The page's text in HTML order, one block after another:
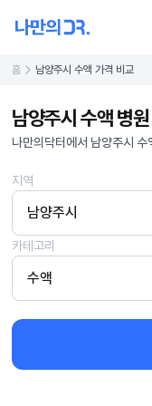
홈 남양주시 수액 가격 비교
남양주시 수액 병
나만의닥터에서 남양주시
지역
남양주시
카테고리
수액